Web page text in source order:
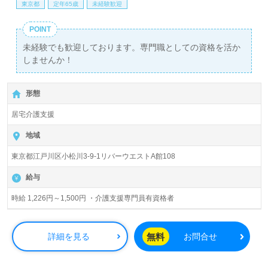
東京都 定年65歳 未経験歓迎
POINT
未経験でも歓迎しております。専門職としての資格を活か
しませんか！
形態
居宅介護支援
地域
東京都江戸川区小松川3-9-1リバーウエストA館108
給与
時給 1,226円～1,500円 ・介護支援専門員有資格者
詳細を見る 無料 お問合せ